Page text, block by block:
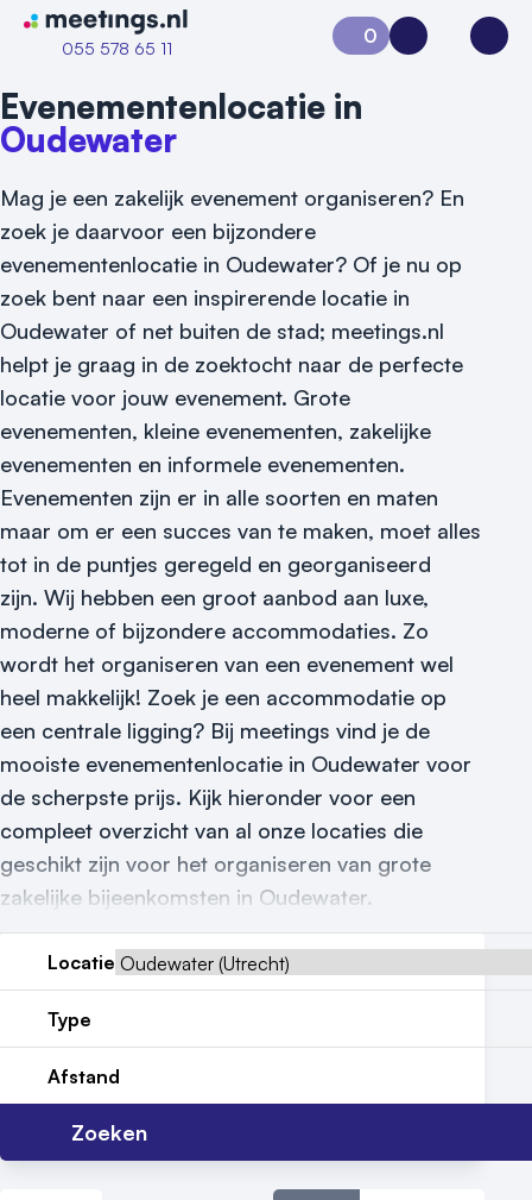
Naar home van Meetings
055 578 65 11
Vraag locatie aan
Locatiegids
Meld locatie aan
Nieuws
Reviews (5⭐️)
Contact
0
Aanvraag 0Inloggen
Evenementenlocatie in
Oudewater
Mag je een zakelijk evenement organiseren? En
zoek je daarvoor een bijzondere
evenementenlocatie in Oudewater? Of je nu op
zoek bent naar een inspirerende locatie in
Oudewater of net buiten de stad; meetings.nl
helpt je graag in de zoektocht naar de perfecte
locatie voor jouw evenement. Grote
evenementen, kleine evenementen, zakelijke
evenementen en informele evenementen.
Evenementen zijn er in alle soorten en maten
maar om er een succes van te maken, moet alles
tot in de puntjes geregeld en georganiseerd
zijn. Wij hebben een groot aanbod aan luxe,
moderne of bijzondere accommodaties. Zo
wordt het organiseren van een evenement wel
heel makkelijk! Zoek je een accommodatie op
een centrale ligging? Bij meetings vind je de
mooiste evenementenlocatie in Oudewater voor
de scherpste prijs. Kijk hieronder voor een
compleet overzicht van al onze locaties die
geschikt zijn voor het organiseren van grote
zakelijke bijeenkomsten in Oudewater.
Locatie
Type
Afstand
Zoeken